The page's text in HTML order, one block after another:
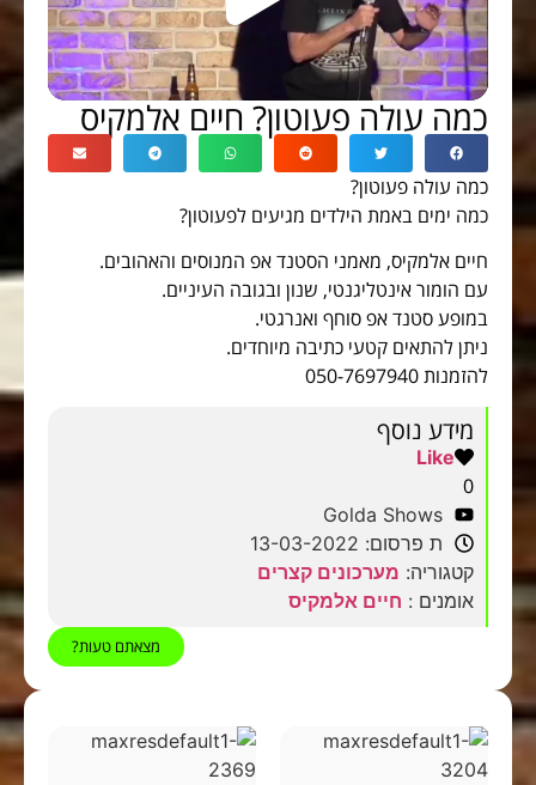
כמה עולה פעוטון? חיים אלמקיס
כמה עולה פעוטון?
כמה ימים באמת הילדים מגיעים לפעוטון?
חיים אלמקיס, מאמני הסטנד אפ המנוסים והאהובים.
עם הומור אינטליגנטי, שנון ובגובה העיניים.
במופע סטנד אפ סוחף ואנרגטי.
ניתן להתאים קטעי כתיבה מיוחדים.
להזמנות 050-7697940
מידע נוסף
Like
0
Golda Shows
ת פרסום: 13-03-2022
קטגוריה: מערכונים קצרים
אומנים : חיים אלמקיס
מצאתם טעות?